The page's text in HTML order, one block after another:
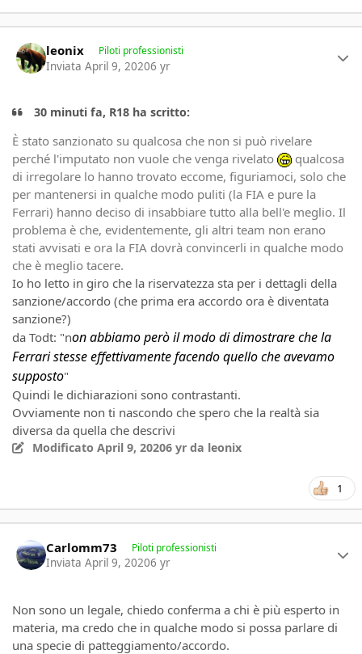
leonix Piloti professionisti
Inviata April 9, 20206 yr
30 minuti fa, R18 ha scritto:
È stato sanzionato su qualcosa che non si può rivelare
perché l'imputato non vuole che venga rivelato
qualcosa
di irregolare lo hanno trovato eccome, figuriamoci, solo che
per mantenersi in qualche modo puliti (la FIA e pure la
Ferrari) hanno deciso di insabbiare tutto alla bell'e meglio. Il
problema è che, evidentemente, gli altri team non erano
stati avvisati e ora la FIA dovrà convincerli in qualche modo
che è meglio tacere.
Io ho letto in giro che la riservatezza sta per i dettagli della
sanzione/accordo (che prima era accordo ora è diventata
sanzione?)
da Todt: "non abbiamo però il modo di dimostrare che la
Ferrari stesse effettivamente facendo quello che avevamo
supposto"
Quindi le dichiarazioni sono contrastanti.
Ovviamente non ti nascondo che spero che la realtà sia
diversa da quella che descrivi
ModificatoApril 9, 20206 yr da leonix
1
Carlomm73 Piloti professionisti
Inviata April 9, 20206 yr
Non sono un legale, chiedo conferma a chi è più esperto in
materia, ma credo che in qualche modo si possa parlare di
una specie di patteggiamento/accordo.